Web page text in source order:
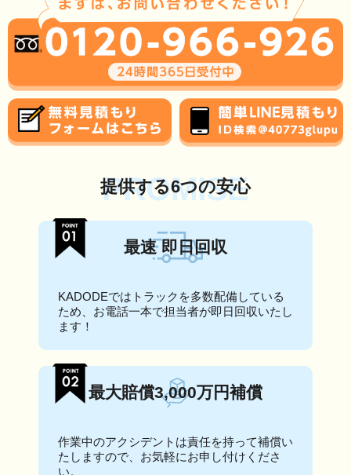
PROMISE
提供する6つの安心
最速 即日回収
KADODEではトラックを多数配備している
ため、お電話一本で担当者が即日回収いたし
ます！
最大賠償3,000万円補償
作業中のアクシデントは責任を持って補償い
たしますので、お気軽にお申し付けくださ
い。